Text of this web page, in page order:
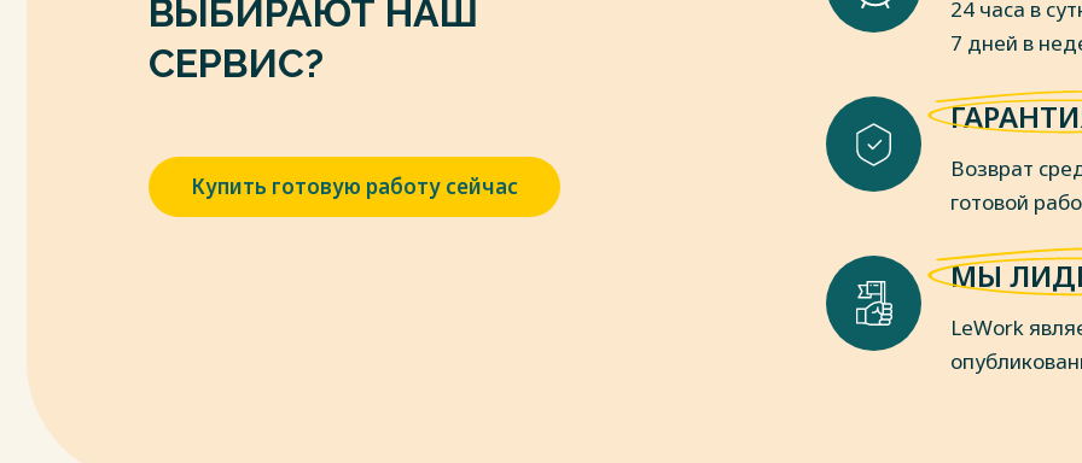
ВЫБИРАЮТ НАШ
СЕРВИС?
Купить готовую работу сейчас
24 часа в
7 дней в
Возврат
готовой
МЫ
LeWork